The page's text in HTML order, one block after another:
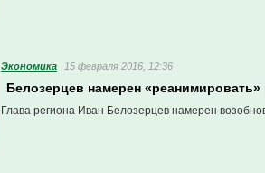
Экономика 15 февраля 2016, 12:36
Белозерцев намерен «реанимировать»
Глава региона Иван Белозерцев намерен